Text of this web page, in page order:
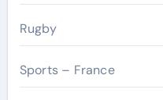
Rugby
Sports – France